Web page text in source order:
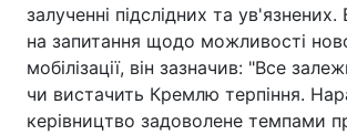
залученні підслідних та ув'язнених.
на запитання щодо можливості
мобілізації, він зазначив: "Все
чи вистачить Кремлю терпіння.
керівництво задоволене темпами